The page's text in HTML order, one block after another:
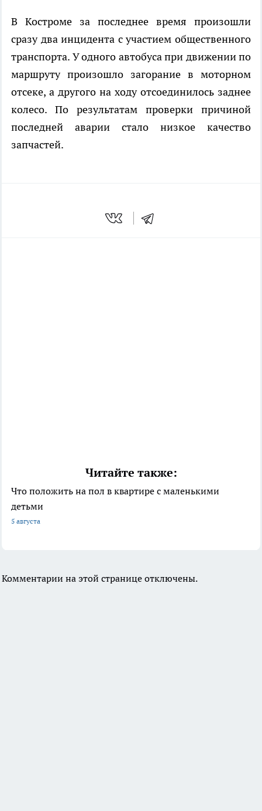
В Костроме за последнее время произошли
сразу два инцидента с участием общественного
транспорта. У одного автобуса при движении по
маршруту произошло загорание в моторном
отсеке, а другого на ходу отсоединилось заднее
колесо. По результатам проверки причиной
последней аварии стало низкое качество
запчастей.
Читайте также:
Что положить на пол в квартире с маленькими
детьми
5 августа
Комментарии на этой странице отключены.